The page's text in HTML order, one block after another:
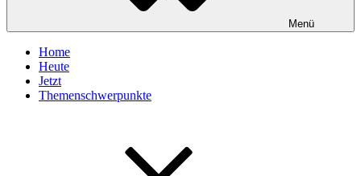
Menü
Home
Heute
Jetzt
Themenschwerpunkte